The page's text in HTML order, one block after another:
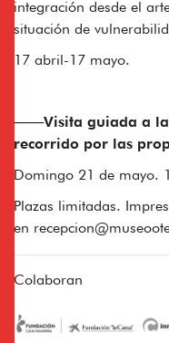
integración desde el
situación de
17 abril-17 mayo.
───Visita guiada a
recorrido por las
Domingo 21 de mayo.
Plazas limitadas.
en
Colaboran